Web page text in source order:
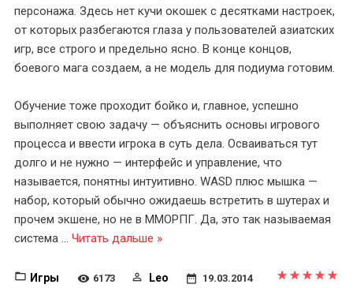
персонажа. Здесь нет кучи окошек с десятками настроек,
от которых разбегаются глаза у пользователей азиатских
игр, все строго и предельно ясно. В конце концов,
боевого мага создаем, а не модель для подиума готовим.
Обучение тоже проходит бойко и, главное, успешно
выполняет свою задачу — объяснить основы игрового
процесса и ввести игрока в суть дела. Осваиваться тут
долго и не нужно — интерфейс и управление, что
называется, понятны интуитивно. WASD плюс мышка —
набор, который обычно ожидаешь встретить в шутерах и
прочем экшене, но не в ММОРПГ. Да, это так называемая
система ... Читать дальше »
Игры 6173 Leo 19.03.2014